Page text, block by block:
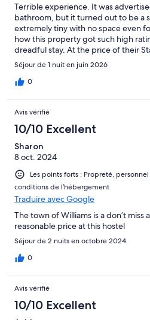
Terrible experience. It was
bathroom, but it turned out to be a
extremely tiny with no space even
how this property got such high
dreadful stay. At the price of their
be staying in a room with air
bathroom.
Séjour de 1 nuit en juin 2026
0
Avis vérifié
10/10 Excellent
Sharon
8 oct. 2024
Les points forts : Propreté,
conditions de l’hébergement
Traduire avec Google
The town of Williams is a don’t miss
reasonable price at this hostel
Séjour de 2 nuits en octobre 2024
0
Avis vérifié
10/10 Excellent